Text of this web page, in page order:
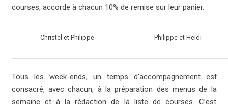
courses, accorde à chacun 10% de remise sur leur panier.
Christel et Philippe Philippe et Heidi
Tous les week-ends, un temps d’accompagnement est
consacré, avec chacun, à la préparation des menus de la
semaine et à la rédaction de la liste de courses. C’est